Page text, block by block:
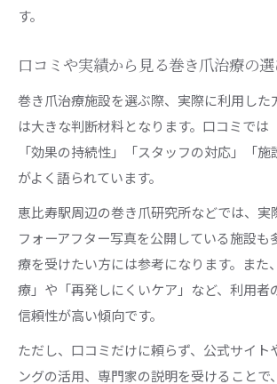
す。
口コミや実績から見る巻き爪治療の
巻き爪治療施設を選ぶ際、実際に利用した
は大きな判断材料となります。口コミでは
「効果の持続性」「スタッフの対応」「
がよく語られています。
恵比寿駅周辺の巻き爪研究所などでは、実
フォーアフター写真を公開している施設も
療を受けたい方には参考になります。また
療」や「再発しにくいケア」など、利用者
信頼性が高い傾向です。
ただし、口コミだけに頼らず、公式サイト
ングの活用、専門家の説明を受けることで